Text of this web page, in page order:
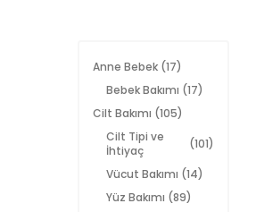
Anne Bebek (17)
Bebek Bakımı (17)
Cilt Bakımı (105)
Cilt Tipi ve
İhtiyaç
(101)
Vücut Bakımı (14)
Yüz Bakımı (89)